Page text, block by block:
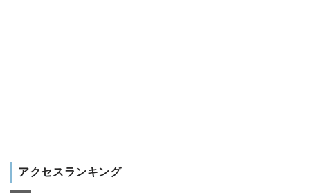
アクセスランキング